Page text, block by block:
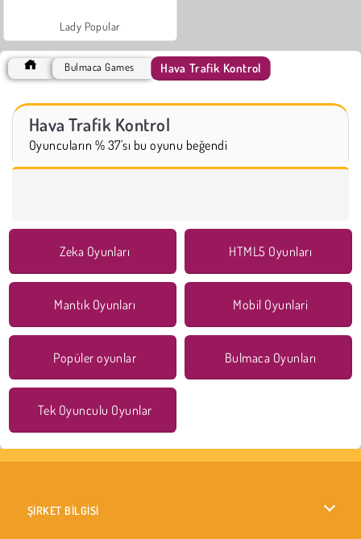
Lady Popular
Bulmaca Games Hava Trafik Kontrol
Hava Trafik Kontrol
Oyuncuların % 37'sı bu oyunu beğendi
Zeka Oyunları HTML5 Oyunları
Mantık Oyunları Mobil Oyunlari
Popüler oyunlar Bulmaca Oyunları
Tek Oyunculu Oyunlar
ŞİRKET BİLGİSİ